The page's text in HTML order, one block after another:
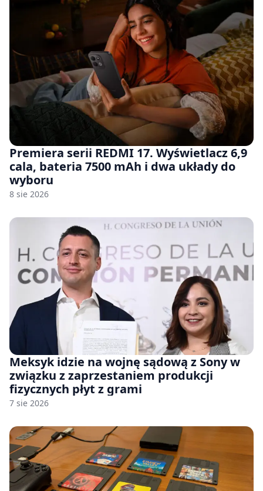
Premiera serii REDMI 17. Wyświetlacz 6,9
cala, bateria 7500 mAh i dwa układy do
wyboru
8 sie 2026
Meksyk idzie na wojnę sądową z Sony w
związku z zaprzestaniem produkcji
fizycznych płyt z grami
7 sie 2026